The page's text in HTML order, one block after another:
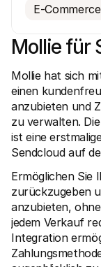
E-Commerce
Mollie für
Mollie hat sich
einen
anzubieten und
zu verwalten.
ist eine
Sendcloud auf
Ermöglichen Sie
zurückzugeben
anzubieten,
jedem Verkauf
Integration
Technische
Developer-
Entdecken Sie
Developer
Bibliotheken
Integrieren Sie
Discord
Werden Sie Teil
Über Mollie
Preise
Sehen Sie sich
Über uns
Unsere Story
News